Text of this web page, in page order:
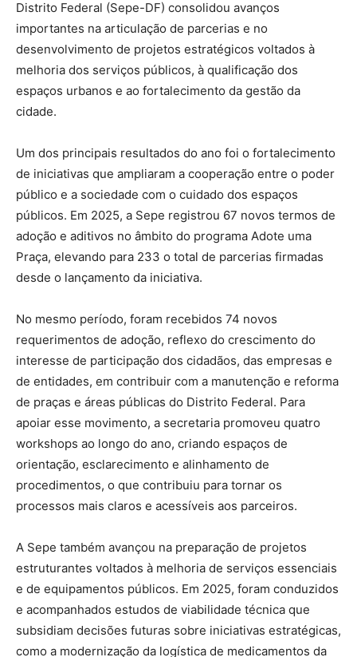
Distrito Federal (Sepe-DF) consolidou avanços
importantes na articulação de parcerias e no
desenvolvimento de projetos estratégicos voltados à
melhoria dos serviços públicos, à qualificação dos
espaços urbanos e ao fortalecimento da gestão da
cidade.
Um dos principais resultados do ano foi o fortalecimento
de iniciativas que ampliaram a cooperação entre o poder
público e a sociedade com o cuidado dos espaços
públicos. Em 2025, a Sepe registrou 67 novos termos de
adoção e aditivos no âmbito do programa Adote uma
Praça, elevando para 233 o total de parcerias firmadas
desde o lançamento da iniciativa.
No mesmo período, foram recebidos 74 novos
requerimentos de adoção, reflexo do crescimento do
interesse de participação dos cidadãos, das empresas e
de entidades, em contribuir com a manutenção e reforma
de praças e áreas públicas do Distrito Federal. Para
apoiar esse movimento, a secretaria promoveu quatro
workshops ao longo do ano, criando espaços de
orientação, esclarecimento e alinhamento de
procedimentos, o que contribuiu para tornar os
processos mais claros e acessíveis aos parceiros.
A Sepe também avançou na preparação de projetos
estruturantes voltados à melhoria de serviços essenciais
e de equipamentos públicos. Em 2025, foram conduzidos
e acompanhados estudos de viabilidade técnica que
subsidiam decisões futuras sobre iniciativas estratégicas,
como a modernização da logística de medicamentos da